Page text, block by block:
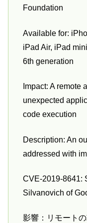
Foundation
Available for:
iPad Air, iPad
6th generation
Impact: A remote
unexpected
code execution
Description: An
addressed with
CVE-2019-8641:
Silvanovich of
影響：リモート